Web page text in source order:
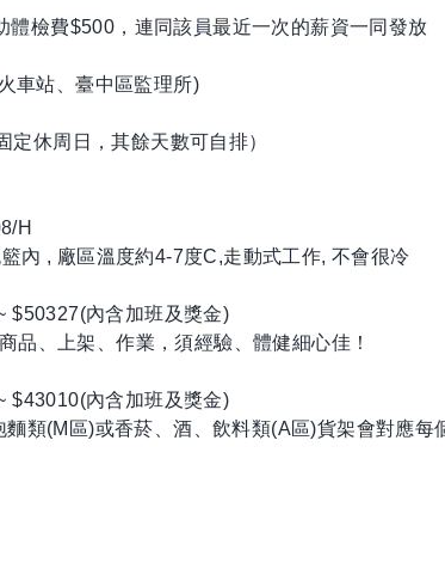
檢費$500，連同該員最近一次的薪資一同發放
車站、臺中區監理所)
定休周日，其餘天數可自排）
H
內 , 廠區溫度約4-7度C,走動式工作, 不會很冷
$50327(內含加班及獎金)
品、上架、作業，須經驗、體健細心佳！
$43010(內含加班及獎金)
類(M區)或香菸、酒、飲料類(A區)貨架會對應每